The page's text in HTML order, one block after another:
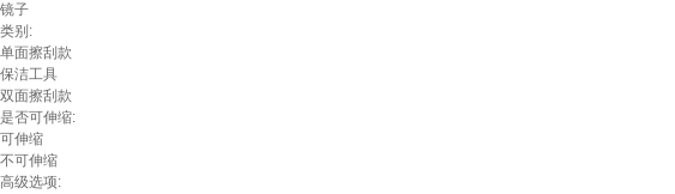
镜子
类别:
单面擦刮款
保洁工具
双面擦刮款
是否可伸缩:
可伸缩
不可伸缩
高级选项: